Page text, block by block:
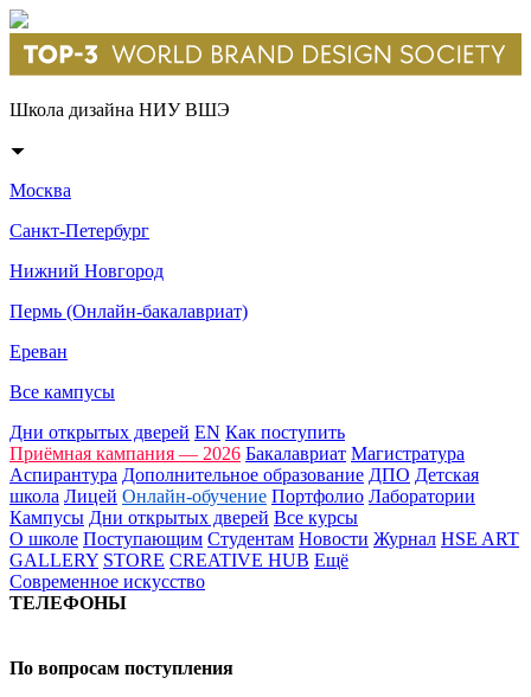
Школа дизайна НИУ ВШЭ
Москва
Санкт-Петербург
Нижний Новгород
Пермь (Онлайн-бакалавриат)
Ереван
Все кампусы
Дни открытых дверей EN Как поступить
Приёмная кампания — 2026 Бакалавриат Магистратура
Аспирантура Дополнительное образование ДПО Детская
школа Лицей Онлайн-обучение Портфолио Лаборатории
Кампусы Дни открытых дверей Все курсы
О школе Поступающим Студентам Новости Журнал HSE ART
GALLERY STORE CREATIVE HUB Ещё
Современное искусство
ТЕЛЕФОНЫ
По вопросам поступления